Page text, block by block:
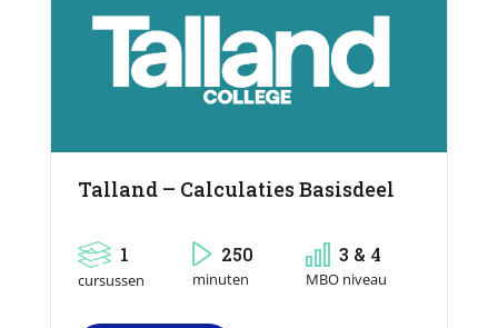
Talland – Calculaties Basisdeel
1
cursussen
250
minuten
3 & 4
MBO niveau